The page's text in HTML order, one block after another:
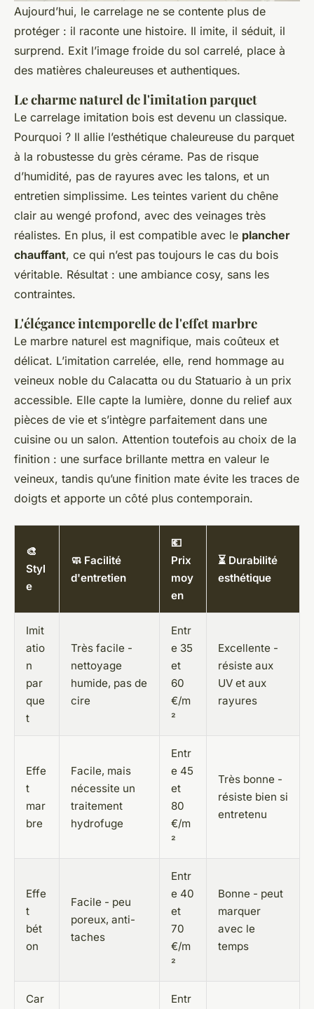
Aujourd’hui, le carrelage ne se contente plus de
protéger : il raconte une histoire. Il imite, il séduit, il
surprend. Exit l’image froide du sol carrelé, place à
des matières chaleureuses et authentiques.
Le charme naturel de l'imitation parquet
Le carrelage imitation bois est devenu un classique.
Pourquoi ? Il allie l’esthétique chaleureuse du parquet
à la robustesse du grès cérame. Pas de risque
d’humidité, pas de rayures avec les talons, et un
entretien simplissime. Les teintes varient du chêne
clair au wengé profond, avec des veinages très
réalistes. En plus, il est compatible avec le plancher
chauffant, ce qui n’est pas toujours le cas du bois
véritable. Résultat : une ambiance cosy, sans les
contraintes.
L'élégance intemporelle de l'effet marbre
Le marbre naturel est magnifique, mais coûteux et
délicat. L’imitation carrelée, elle, rend hommage au
veineux noble du Calacatta ou du Statuario à un prix
accessible. Elle capte la lumière, donne du relief aux
pièces de vie et s’intègre parfaitement dans une
cuisine ou un salon. Attention toutefois au choix de la
finition : une surface brillante mettra en valeur le
veineux, tandis qu’une finition mate évite les traces de
doigts et apporte un côté plus contemporain.
🎨
Styl
e
🧼 Facilité
d'entretien
💶
Prix
moy
en
⏳ Durabilité
esthétique
Imit
atio
n
par
que
t
Très facile -
nettoyage
humide, pas de
cire
Entr
e 35
et
60
€/m
²
Excellente -
résiste aux
UV et aux
rayures
Effe
t
mar
bre
Facile, mais
nécessite un
traitement
hydrofuge
Entr
e 45
et
80
€/m
²
Très bonne -
résiste bien si
entretenu
Effe
t
bét
on
Facile - peu
poreux, anti-
taches
Entr
e 40
et
70
€/m
²
Bonne - peut
marquer
avec le
temps
Car
Entr